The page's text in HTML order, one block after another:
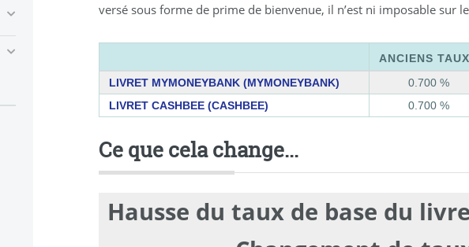
versé sous forme de prime de bienvenue, il n’est ni imposable sur
ANCIENS TAUX
LIVRET MYMONEYBANK (MYMONEYBANK)
0.700 %
LIVRET CASHBEE (CASHBEE) 0.700 %
Ce que cela change...
Hausse du taux de base du